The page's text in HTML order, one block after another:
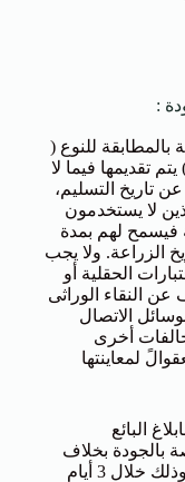
:
بالمطابقة للنوع (
يتم تقديمها فيما لا
180 يوماً عن تاريخ التسليم،
لا يستخدمون
فيسمح لهم بمدة
الزراعة. ولا يجب
الحقلية أو
عن النقاء الوراثى
الاتصال
أخرى
لمعاينتها
البائع
بالجودة بخلاف
النقاوة الوراثية وذلك خلال 3 أيام